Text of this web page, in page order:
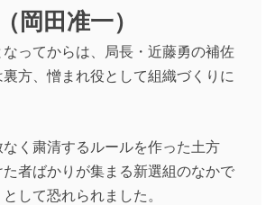
岡田准一）
ってからは、局長・近藤勇の補佐
方、憎まれ役として組織づくりに
く粛清するルールを作った土方
者ばかりが集まる新選組のなかで
して恐れられました。